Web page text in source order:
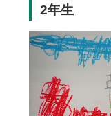
2年生